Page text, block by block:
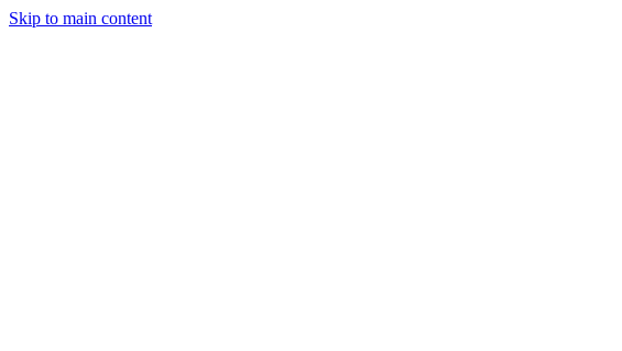
Skip to main content